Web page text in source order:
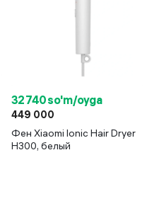
32 740 so'm/oyga
449 000
Фен Xiaomi Ionic Hair Dryer
H300, белый